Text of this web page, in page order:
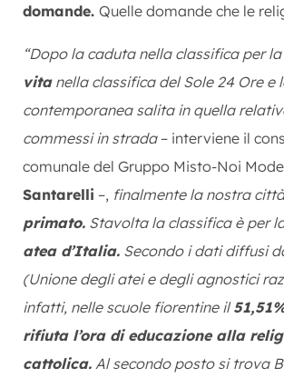
domande. Quelle domande che le
“Dopo la caduta nella classifica per la
vitanella classifica del Sole 24 Ore e
contemporanea salita in quella
commessi in strada– interviene il
comunale del Gruppo Misto-Noi
Santarelli –, finalmente la nostra
primato. Stavolta la classifica è per
atea d’Italia. Secondo i dati diffusi
(Unione degli atei e degli agnostici
infatti, nelle scuole fiorentine il
rifiuta l’ora di educazione alla
cattolica. Al secondo posto si trova